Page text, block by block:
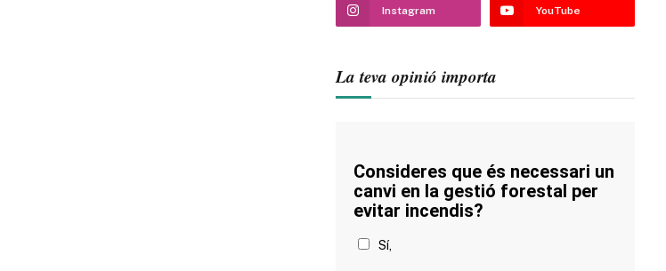
Instagram YouTube
La teva opinió importa
Consideres que és necessari un
canvi en la gestió forestal per
evitar incendis?
Sí,